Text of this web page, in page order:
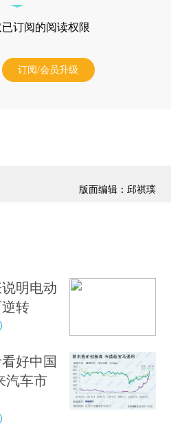
已订阅的阅读权限
订阅/会员升级
版面编辑：邱祺璞
明电动
转
好中国
汽车市